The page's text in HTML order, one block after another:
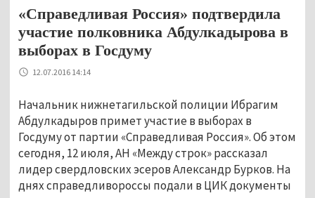
«Справедливая Россия» подтвердила
участие полковника Абдулкадырова в
выборах в Госдуму
12.07.2016 14:14
Начальник нижнетагильской полиции Ибрагим
Абдулкадыров примет участие в выборах в
Госдуму от партии «Справедливая Россия». Об этом
сегодня, 12 июля, АН «Между строк» рассказал
лидер свердловских эсеров Александр Бурков. На
днях справедливороссы подали в ЦИК документы